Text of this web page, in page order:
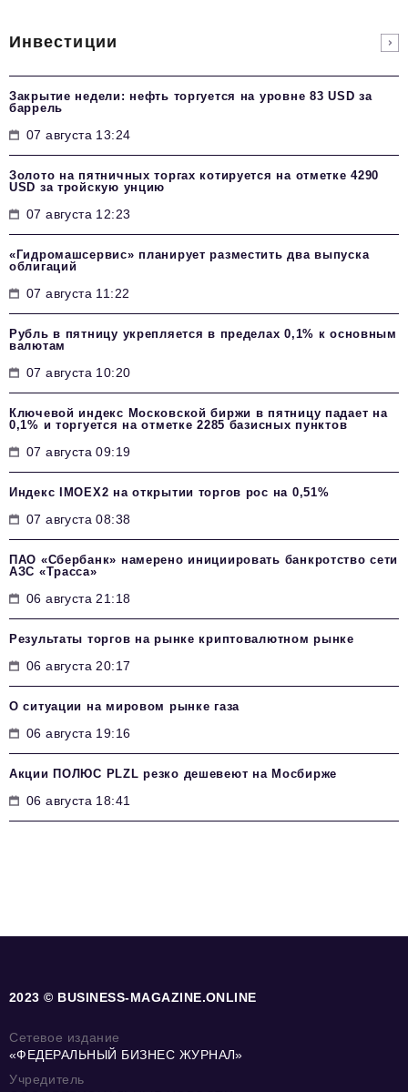
Инвестиции
Закрытие недели: нефть торгуется на уровне 83 USD за
баррель
07 августа 13:24
Золото на пятничных торгах котируется на отметке 4290
USD за тройскую унцию
07 августа 12:23
«Гидромашсервис» планирует разместить два выпуска
облигаций
07 августа 11:22
Рубль в пятницу укрепляется в пределах 0,1% к основным
валютам
07 августа 10:20
Ключевой индекс Московской биржи в пятницу падает на
0,1% и торгуется на отметке 2285 базисных пунктов
07 августа 09:19
Индекс IMOEX2 на открытии торгов рос на 0,51%
07 августа 08:38
ПАО «Сбербанк» намерено инициировать банкротство сети
АЗС «Трасса»
06 августа 21:18
Результаты торгов на рынке криптовалютном рынке
06 августа 20:17
О ситуации на мировом рынке газа
06 августа 19:16
Акции ПОЛЮС PLZL резко дешевеют на Мосбирже
06 августа 18:41
2023 © BUSINESS-MAGAZINE.ONLINE
Сетевое издание
«ФЕДЕРАЛЬНЫЙ БИЗНЕС ЖУРНАЛ»
Учредитель